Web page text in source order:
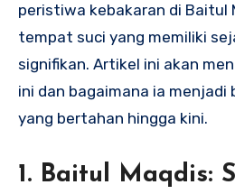
peristiwa kebakaran di Baitul
tempat suci yang memiliki
signifikan. Artikel ini akan
ini dan bagaimana ia menjadi
yang bertahan hingga kini.
1. Baitul Maqdis: